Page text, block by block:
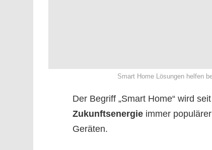
Smart Home Lösungen helfen
Der Begriff „Smart Home“ wird
Zukunftsenergie immer
Geräten.